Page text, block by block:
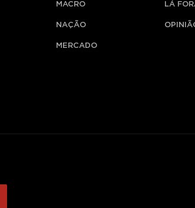
MACRO
NAÇÃO
MERCADO
LÁ